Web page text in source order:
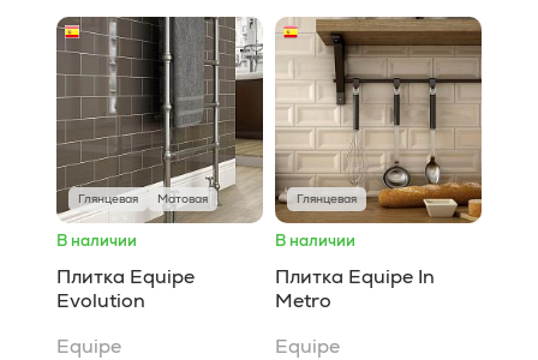
Глянцевая Матовая
В наличии
Плитка Equipe
Evolution
Equipe
Глянцевая
В наличии
Плитка Equipe In
Metro
Equipe